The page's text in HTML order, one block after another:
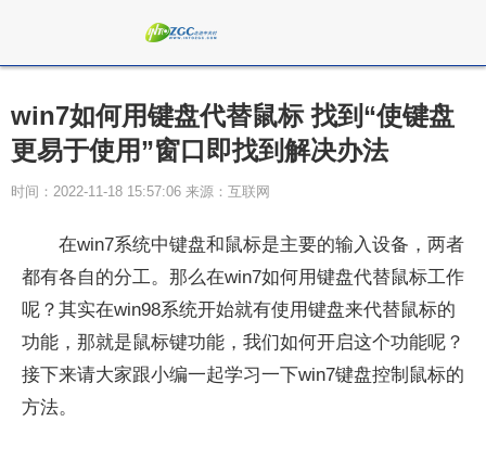
win7如何用键盘代替鼠标 找到“使键盘
更易于使用”窗口即找到解决办法
时间：2022-11-18 15:57:06 来源：互联网
在win7系统中键盘和鼠标是主要的输入设备，两者
都有各自的分工。那么在win7如何用键盘代替鼠标工作
呢？其实在win98系统开始就有使用键盘来代替鼠标的
功能，那就是鼠标键功能，我们如何开启这个功能呢？
接下来请大家跟小编一起学习一下win7键盘控制鼠标的
方法。